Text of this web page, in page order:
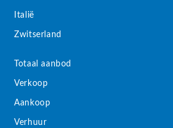
Italië
Zwitserland
Totaal aanbod
Verkoop
Aankoop
Verhuur